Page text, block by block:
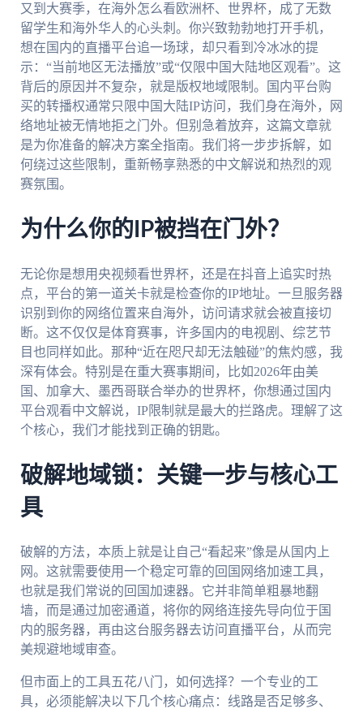
又到大赛季，在海外怎么看欧洲杯、世界杯，成了无数
留学生和海外华人的心头刺。你兴致勃勃地打开手机，
想在国内的直播平台追一场球，却只看到冷冰冰的提
示：“当前地区无法播放”或“仅限中国大陆地区观看”。这
背后的原因并不复杂，就是版权地域限制。国内平台购
买的转播权通常只限中国大陆IP访问，我们身在海外，网
络地址被无情地拒之门外。但别急着放弃，这篇文章就
是为你准备的解决方案全指南。我们将一步步拆解，如
何绕过这些限制，重新畅享熟悉的中文解说和热烈的观
赛氛围。
为什么你的IP被挡在门外？
无论你是想用央视频看世界杯，还是在抖音上追实时热
点，平台的第一道关卡就是检查你的IP地址。一旦服务器
识别到你的网络位置来自海外，访问请求就会被直接切
断。这不仅仅是体育赛事，许多国内的电视剧、综艺节
目也同样如此。那种“近在咫尺却无法触碰”的焦灼感，我
深有体会。特别是在重大赛事期间，比如2026年由美
国、加拿大、墨西哥联合举办的世界杯，你想通过国内
平台观看中文解说，IP限制就是最大的拦路虎。理解了这
个核心，我们才能找到正确的钥匙。
破解地域锁：关键一步与核心工
具
破解的方法，本质上就是让自己“看起来”像是从国内上
网。这就需要使用一个稳定可靠的回国网络加速工具，
也就是我们常说的回国加速器。它并非简单粗暴地翻
墙，而是通过加密通道，将你的网络连接先导向位于国
内的服务器，再由这台服务器去访问直播平台，从而完
美规避地域审查。
但市面上的工具五花八门，如何选择？一个专业的工
具，必须能解决以下几个核心痛点：线路是否足够多、